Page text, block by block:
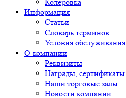
Информация
Статьи
Словарь терминов
Условия обслуживания
О компании
Реквизиты
Награды, сертификаты
Наши торговые залы
Новости компании